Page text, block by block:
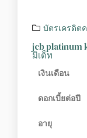
บัตรเครดิต
jcb platinum
มิเต็ท
เงินเดือน
ดอกเบี้ยต่อปี
อายุ